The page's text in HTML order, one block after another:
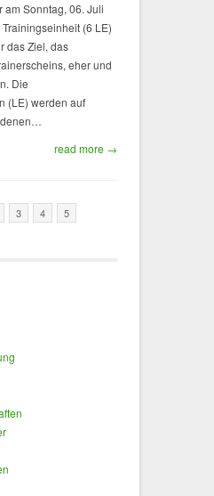
Sonntag, 06. Juli
(6 LE)
das Ziel, das
eher und
Die
(LE) werden auf
read more →
3 4 5